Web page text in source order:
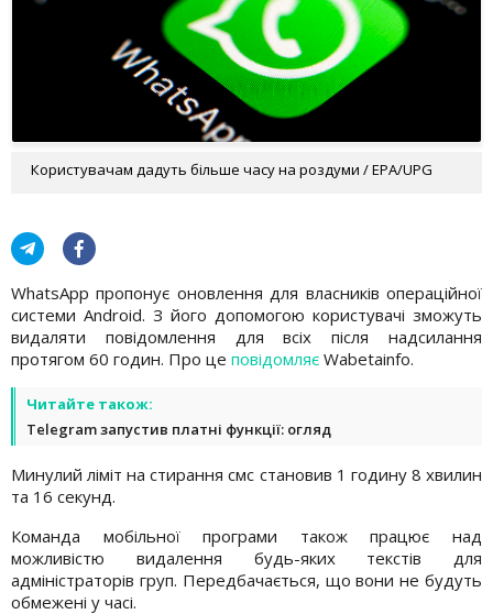
Користувачам дадуть більше часу на роздуми / EPA/UPG
WhatsApp пропонує оновлення для власників операційної
системи Android. З його допомогою користувачі зможуть
видаляти повідомлення для всіх після надсилання
протягом 60 годин. Про це повідомляє Wabetainfo.
Читайте також:
Telegram запустив платні функції: огляд
Минулий ліміт на стирання смс становив 1 годину 8 хвилин
та 16 секунд.
Команда мобільної програми також працює над
можливістю видалення будь-яких текстів для
адміністраторів груп. Передбачається, що вони не будуть
обмежені у часі.